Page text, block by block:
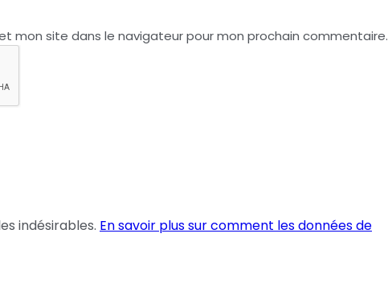
mon site dans le navigateur pour mon prochain commentaire.
indésirables. En savoir plus sur comment les données de